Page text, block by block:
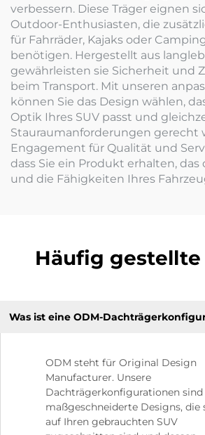
verbessern. Diese Träger eignen
Outdoor-Enthusiasten, die
für Fahrräder, Kajaks oder
benötigen. Hergestellt aus
gewährleisten sie Sicherheit und
beim Transport. Mit unseren
können Sie das Design wählen,
Optik Ihres SUV passt und
Stauraumanforderungen gerecht
Engagement für Qualität und
dass Sie ein Produkt erhalten,
und die Fähigkeiten Ihres
Häufig gestellte
Was ist eine ODM-
ODM steht für Original Design
Manufacturer. Unsere
Dachträgerkonfigurationen sind
maßgeschneiderte Designs, die
auf Ihren gebrauchten SUV